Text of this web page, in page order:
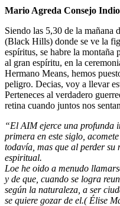
Mario Agreda Consejo
Siendo las 5,30 de la mañana
(Black Hills) donde se ve la
espíritus, se habre la montaña
al gran espíritu, en la
Hermano Means, hemos
peligro. Decias, voy a llevar
Perteneces al verdadero
retina cuando juntos nos
“El AIM ejerce una profunda
primera en este siglo,
todavía, mas que al perder
espiritual.
Loe he oido a menudo
y de que, cuando se logra
según la naturaleza, a ser
se quiere gozar de el.( Élise